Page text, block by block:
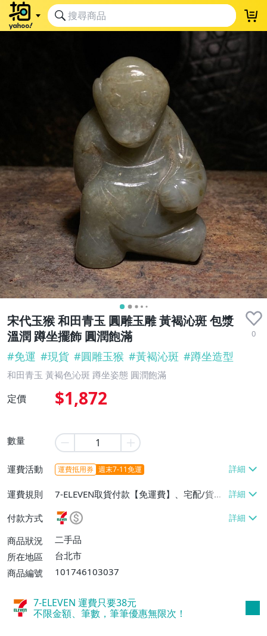
宋代玉猴 和田青玉 圓雕玉雕 黃褐沁斑 包漿
溫潤 蹲坐擺飾 圓潤飽滿
0
#免運 #現貨 #圓雕玉猴 #黃褐沁斑 #蹲坐造型
和田青玉 黃褐色沁斑 蹲坐姿態 圓潤飽滿
定價 $1,872
數量
運費活動 運費抵用券 週末7-11免運
運費規則
7-ELEVEN取貨付款【免運費】、宅配/貨運
【免運費】
付款方式
商品狀況
二手品
所在地區
台北市
商品編號
101746103037
7-ELEVEN 運費只要38元
不限金額、筆數，筆筆優惠無限次！